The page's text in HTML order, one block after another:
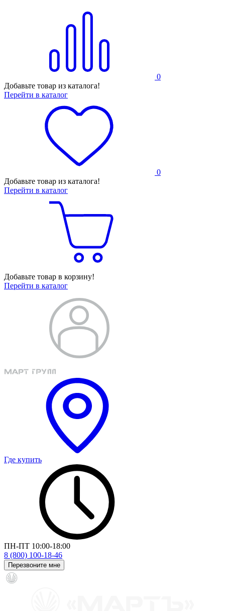
0
Добавьте товар из каталога!
Перейти в каталог
0
Добавьте товар из каталога!
Перейти в каталог
Добавьте товар в корзину!
Перейти в каталог
Где купить
ПН-ПТ 10:00-18:00
8 (800) 100-18-46
Перезвоните мне